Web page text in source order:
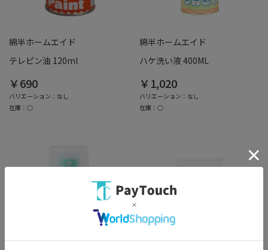
綿半ホームエイド
テレピン油 120ml
￥690
バリエーション：なし
在庫：○
綿半ホームエイド
ハケ洗い液 400ML
￥1,020
バリエーション：なし
在庫：○